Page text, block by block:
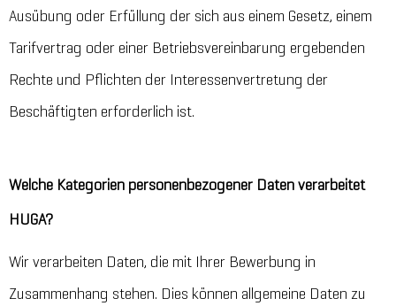
Ausübung oder Erfüllung der sich aus einem Gesetz, einem
Tarifvertrag oder einer Betriebsvereinbarung ergebenden
Rechte und Pflichten der Interessenvertretung der
Beschäftigten erforderlich ist.
Welche Kategorien personenbezogener Daten verarbeitet
HUGA?
Wir verarbeiten Daten, die mit Ihrer Bewerbung in
Zusammenhang stehen. Dies können allgemeine Daten zu